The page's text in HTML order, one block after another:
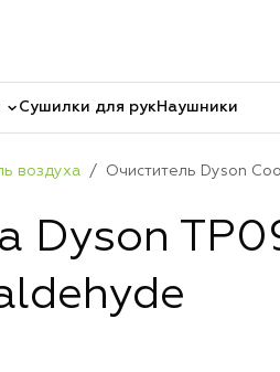
Сушилки для рукНаушники
воздуха Очиститель Dyson
Dyson